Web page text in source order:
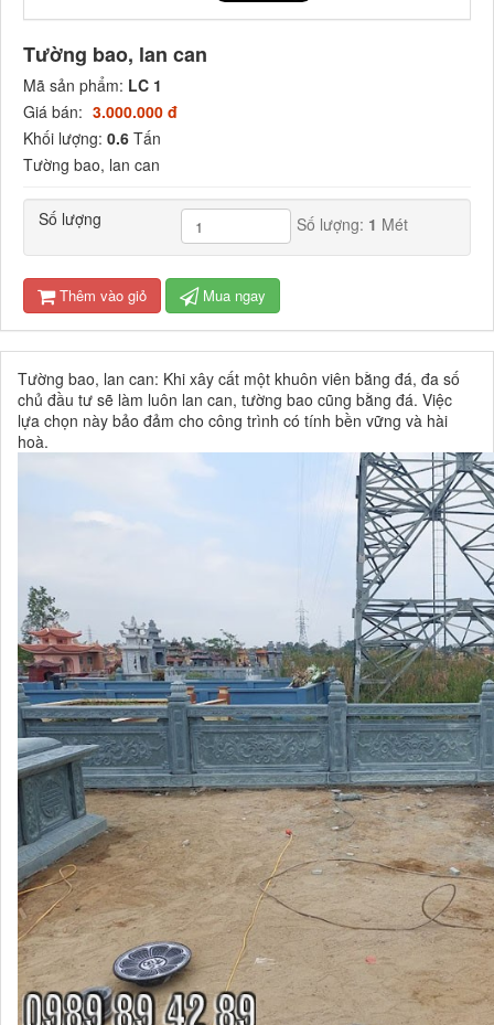
Tường bao, lan can
Mã sản phẩm: LC 1
Giá bán: 3.000.000 đ
Khối lượng: 0.6 Tấn
Tường bao, lan can
Số lượng Số lượng: 1 Mét
Thêm vào giỏ Mua ngay
Tường bao, lan can: Khi xây cất một khuôn viên bằng đá, đa số
chủ đầu tư sẽ làm luôn lan can, tường bao cũng bằng đá. Việc
lựa chọn này bảo đảm cho công trình có tính bền vững và hài
hoà.